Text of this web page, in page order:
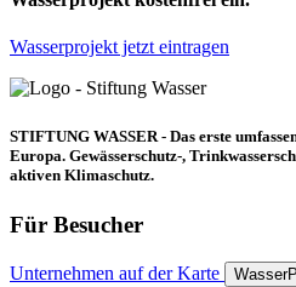
Wasserprojekt jetzt eintragen
STIFTUNG WASSER - Das erste
Europa. Gewässerschutz-,
aktiven Klimaschutz.
Für Besucher
Unternehmen auf der Karte